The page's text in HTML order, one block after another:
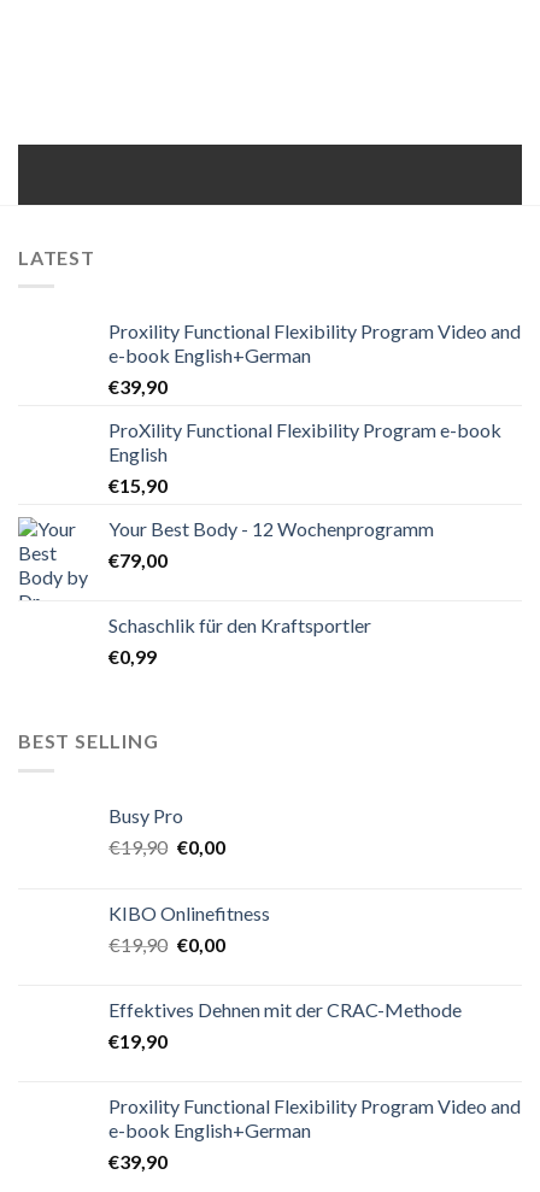
LATEST
Proxility Functional Flexibility Program Video and
e-book English+German
€39,90
ProXility Functional Flexibility Program e-book
English
€15,90
Your Best Body - 12 Wochenprogramm
€79,00
Schaschlik für den Kraftsportler
€0,99
BEST SELLING
Busy Pro
€19,90 €0,00
KIBO Onlinefitness
€19,90 €0,00
Effektives Dehnen mit der CRAC-Methode
€19,90
Proxility Functional Flexibility Program Video and
e-book English+German
€39,90